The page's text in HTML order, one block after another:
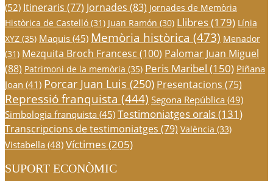
(52) Itineraris (77) Jornades (83) Jornades de Memòria
Històrica de Castelló (31) Juan Ramón (30) Llibres(179) Línia
XYZ (35) Maquis (45) Memòria històrica (473) Menador
(31) Mezquita Broch Francesc (100) Palomar Juan Miguel
(88) Patrimoni de la memòria (35) Peris Maribel (150) Piñana
Joan (41) Porcar Juan Luis (250) Presentacions (75)
Repressió franquista (444) Segona República (49)
Simbologia franquista (45) Testimoniatges orals(131)
Transcripcions de testimoniatges (79) València (33)
Vistabella (48) Víctimes(205)
SUPORT ECONÒMIC